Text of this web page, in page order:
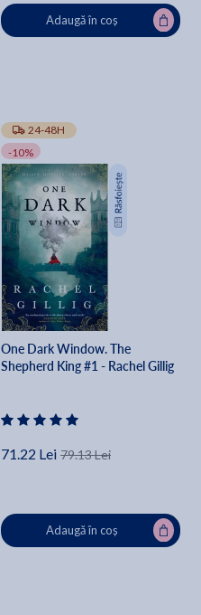
Adaugă în coș
24-48H
-10%
One Dark Window. The
Shepherd King #1 - Rachel Gillig
71.22 Lei 79.13 Lei
Adaugă în coș